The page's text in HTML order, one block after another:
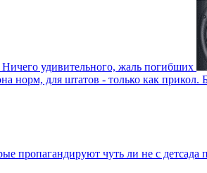
удивительного, жаль погибших
норм, для штатов - только как прикол.
пропагандируют чуть ли не с детсада